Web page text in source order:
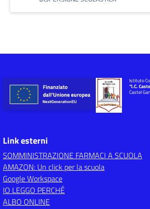
Istituto
“I.C.
Castel
Link esterni
SOMMINISTRAZIONE FARMACI A SCUOLA
AMAZON: Un click per la scuola
Google Workspace
IO LEGGO PERCHÉ
ALBO ONLINE